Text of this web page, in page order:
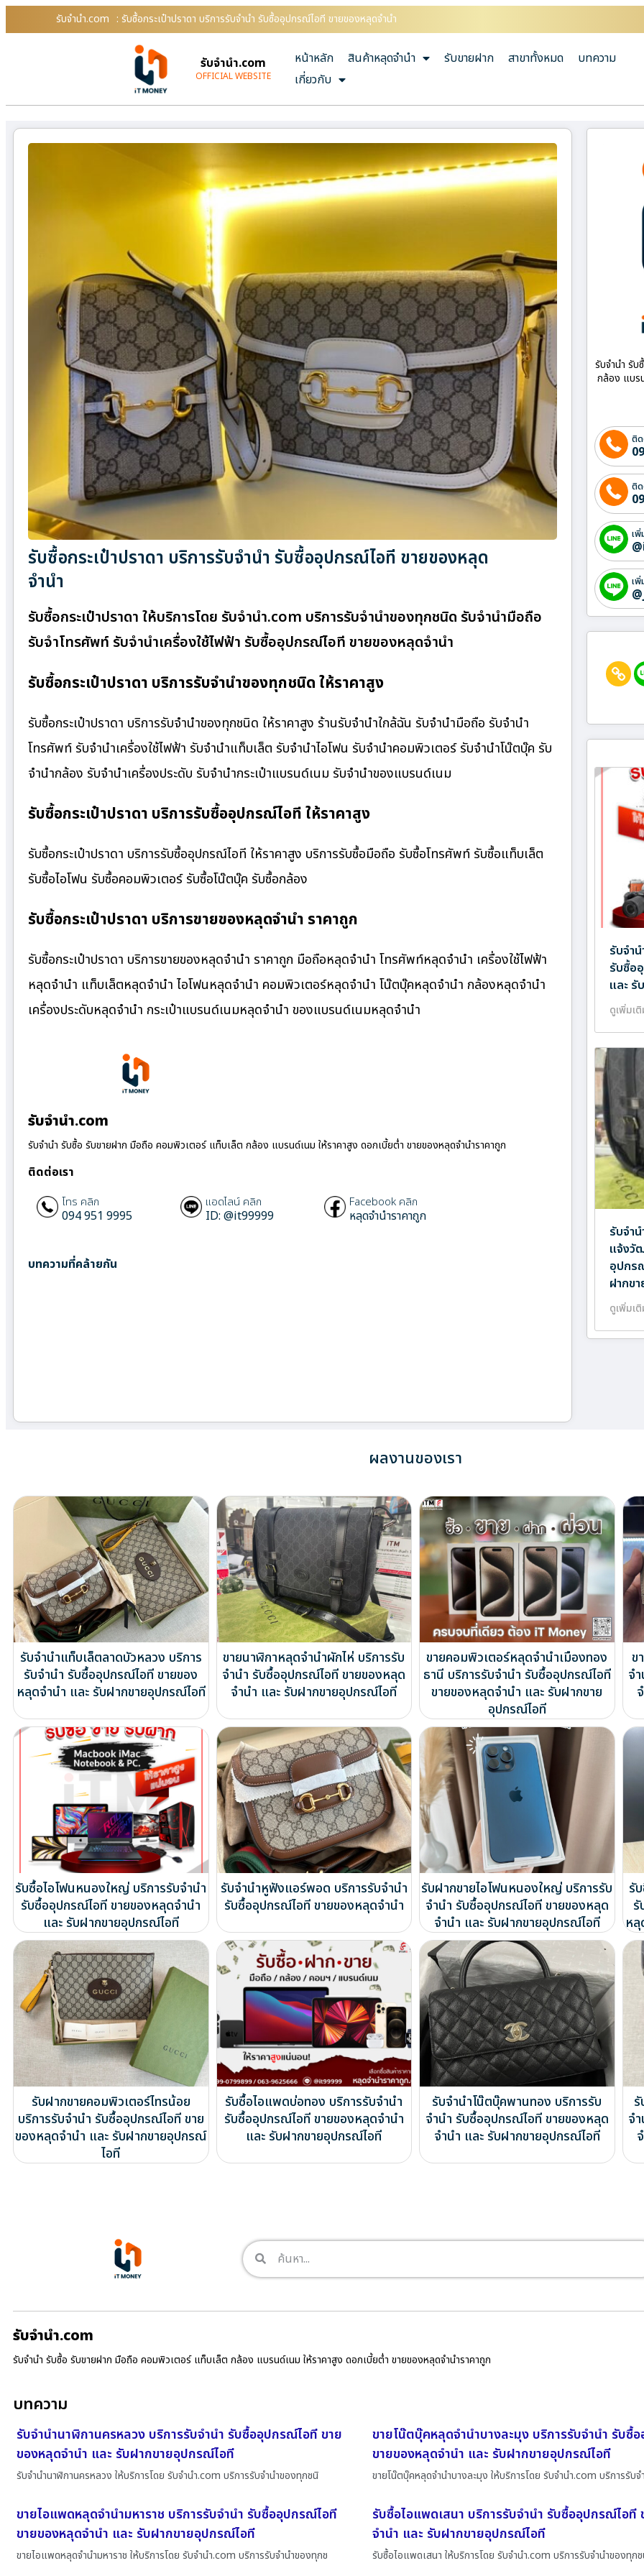
รับจํานํา.com : รับซื้อกระเป๋าปราดา บริการรับจำนำ รับซื้ออุปกรณ์ไอที ขายของหลุดจำนำ
รับจํานํา.com
OFFICIAL WEBSITE
หน้าหลัก สินค้าหลุดจำนำ รับขายฝาก สาขาทั้งหมด
บทความ
เกี่ยวกับ
รับซื้อกระเป๋าปราดา บริการรับจำนำ รับซื้ออุปกรณ์ไอที ขายของหลุด
จำนำ
รับซื้อกระเป๋าปราดา ให้บริการโดย รับจํานํา.com บริการรับจำนำของทุกชนิด รับจำนำมือถือ
รับจำโทรศัพท์ รับจำนำเครื่องใช้ไฟฟ้า รับซื้ออุปกรณ์ไอที ขายของหลุดจำนำ
รับซื้อกระเป๋าปราดา บริการรับจำนำของทุกชนิด ให้ราคาสูง
รับซื้อกระเป๋าปราดา บริการรับจำนำของทุกชนิด ให้ราคาสูง ร้านรับจํานําใกล้ฉัน รับจำนำมือถือ รับจำนำ
โทรศัพท์ รับจำนำเครื่องใช้ไฟฟ้า รับจำนำแท็บเล็ต รับจำนำไอโฟน รับจำนำคอมพิวเตอร์ รับจำนำโน๊ตบุ๊ค รับ
จำนำกล้อง รับจำนำเครื่องประดับ รับจำนำกระเป๋าแบรนด์เนม รับจำนำของแบรนด์เนม
รับซื้อกระเป๋าปราดา บริการรับซื้ออุปกรณ์ไอที ให้ราคาสูง
รับซื้อกระเป๋าปราดา บริการรับซื้ออุปกรณ์ไอที ให้ราคาสูง บริการรับซื้อมือถือ รับซื้อโทรศัพท์ รับซื้อแท็บเล็ต
รับซื้อไอโฟน รับซื้อคอมพิวเตอร์ รับซื้อโน๊ตบุ๊ค รับซื้อกล้อง
รับซื้อกระเป๋าปราดา บริการขายของหลุดจำนำ ราคาถูก
รับซื้อกระเป๋าปราดา บริการขายของหลุดจำนำ ราคาถูก มือถือหลุดจำนำ โทรศัพท์หลุดจำนำ เครื่องใช้ไฟฟ้า
หลุดจำนำ แท็บเล็ตหลุดจำนำ ไอโฟนหลุดจำนำ คอมพิวเตอร์หลุดจำนำ โน๊ตบุ๊คหลุดจำนำ กล้องหลุดจำนำ
เครื่องประดับหลุดจำนำ กระเป๋าแบรนด์เนมหลุดจำนำ ของแบรนด์เนมหลุดจำนำ
รับจํานํา.com
รับจำนำ รับซื้อ รับขายฝาก มือถือ คอมพิวเตอร์ แท็บเล็ต กล้อง แบรนด์เนม ให้ราคาสูง ดอกเบี้ยต่ำ ขายของหลุดจำนำราคาถูก
ติดต่อเรา
โทร คลิก
094 951 9995
แอดไลน์ คลิก
ID: @it99999
Facebook คลิก
หลุดจำนำราคาถูก
บทความที่คล้ายกัน
รับจำนำ รั
กล้อง แบร
ติ
ติ
เ
เ
รับจำ
รับซื้อ
และ รั
ดูเพิ่มเ
รับจำ
แจ้งวั
อุปกร
ฝากข
ดูเพิ่มเ
ผลงานของเรา
รับจำนำแท็บเล็ตลาดบัวหลวง บริการ
รับจำนำ รับซื้ออุปกรณ์ไอที ขายของ
หลุดจำนำ และ รับฝากขายอุปกรณ์ไอที
ขายนาฬิกาหลุดจำนำผักไห่ บริการรับ
จำนำ รับซื้ออุปกรณ์ไอที ขายของหลุด
จำนำ และ รับฝากขายอุปกรณ์ไอที
ขายคอมพิวเตอร์หลุดจำนำเมืองทอง
ธานี บริการรับจำนำ รับซื้ออุปกรณ์ไอที
ขายของหลุดจำนำ และ รับฝากขาย
อุปกรณ์ไอที
ข
จ
รับซื้อไอโฟนหนองใหญ่ บริการรับจำนำ
รับซื้ออุปกรณ์ไอที ขายของหลุดจำนำ
และ รับฝากขายอุปกรณ์ไอที
รับจำนำหูฟังแอร์พอด บริการรับจำนำ
รับซื้ออุปกรณ์ไอที ขายของหลุดจำนำ
รับฝากขายไอโฟนหนองใหญ่ บริการรับ
จำนำ รับซื้ออุปกรณ์ไอที ขายของหลุด
จำนำ และ รับฝากขายอุปกรณ์ไอที
รั
หลุ
รับฝากขายคอมพิวเตอร์ไทรน้อย
บริการรับจำนำ รับซื้ออุปกรณ์ไอที ขาย
ของหลุดจำนำ และ รับฝากขายอุปกรณ์
ไอที
รับซื้อไอแพดบ่อทอง บริการรับจำนำ
รับซื้ออุปกรณ์ไอที ขายของหลุดจำนำ
และ รับฝากขายอุปกรณ์ไอที
รับจำนำโน๊ตบุ๊คพานทอง บริการรับ
จำนำ รับซื้ออุปกรณ์ไอที ขายของหลุด
จำนำ และ รับฝากขายอุปกรณ์ไอที
จ
รับจํานํา.com
รับจำนำ รับซื้อ รับขายฝาก มือถือ คอมพิวเตอร์ แท็บเล็ต กล้อง แบรนด์เนม ให้ราคาสูง ดอกเบี้ยต่ำ ขายของหลุดจำนำราคาถูก
บทความ
รับจำนำนาฬิกานครหลวง บริการรับจำนำ รับซื้ออุปกรณ์ไอที ขาย
ของหลุดจำนำ และ รับฝากขายอุปกรณ์ไอที
รับจำนำนาฬิกานครหลวง ให้บริการโดย รับจํานํา.com บริการรับจำนำของทุกชนิ
ขายโน๊ตบุ๊คหลุดจำนำบางละมุง บริการรับจำนำ รับซื้
ขายของหลุดจำนำ และ รับฝากขายอุปกรณ์ไอที
ขายโน๊ตบุ๊คหลุดจำนำบางละมุง ให้บริการโดย รับจํานํา.com บริการรับจ
ขายไอแพดหลุดจำนำมหาราช บริการรับจำนำ รับซื้ออุปกรณ์ไอที
ขายของหลุดจำนำ และ รับฝากขายอุปกรณ์ไอที
ขายไอแพดหลุดจำนำมหาราช ให้บริการโดย รับจํานํา.com บริการรับจำนำของทุกช
รับซื้อไอแพดเสนา บริการรับจำนำ รับซื้ออุปกรณ์ไอที
จำนำ และ รับฝากขายอุปกรณ์ไอที
รับซื้อไอแพดเสนา ให้บริการโดย รับจํานํา.com บริการรับจำนำของทุก